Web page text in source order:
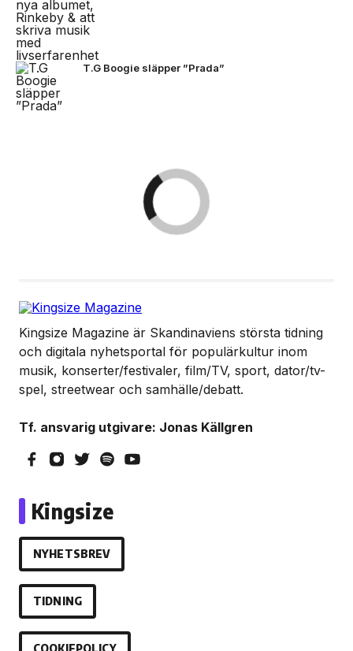
T.G Boogie släpper ”Prada”
Kingsize Magazine är Skandinaviens största tidning
och digitala nyhetsportal för populärkultur inom
musik, konserter/festivaler, film/TV, sport, dator/tv-
spel, streetwear och samhälle/debatt.
Tf. ansvarig utgivare: Jonas Källgren
Kingsize
NYHETSBREV
TIDNING